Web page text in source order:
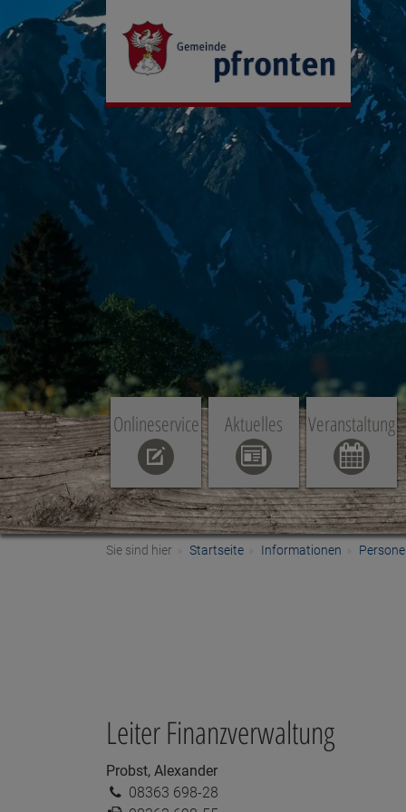
Onlineservice Aktuelles Veranstaltung
Sie sind hier Startseite Informationen
Leiter Finanzverwaltung
Probst, Alexander
Telefon:
08363 698-28